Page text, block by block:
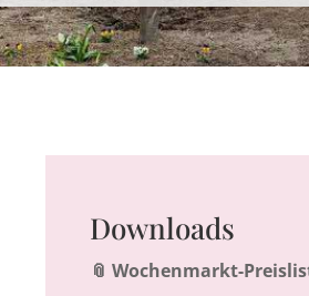
Downloads
📎 Wochenmarkt-